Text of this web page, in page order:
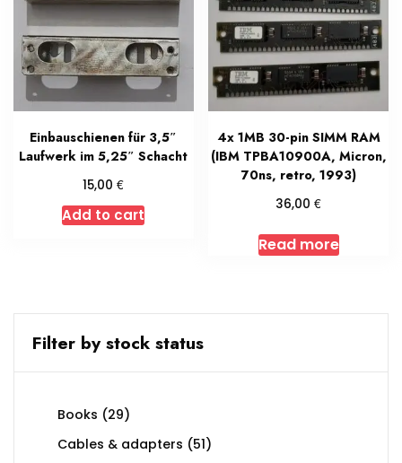
Einbauschienen für 3,5″
Laufwerk im 5,25″ Schacht
15,00€
Add to cart
4x 1MB 30-pin SIMM RAM
(IBM TPBA10900A, Micron,
70ns, retro, 1993)
36,00€
Read more
Filter by stock status
Books 2929
Cables & adapters 5151